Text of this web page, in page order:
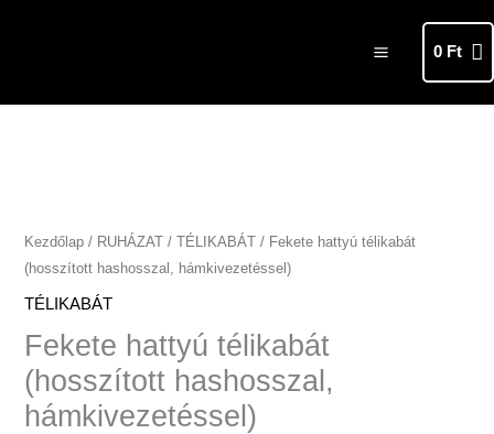
MAIN
MENU
0 Ft
Kezdőlap / RUHÁZAT /TÉLIKABÁT / Fekete hattyú télikabát
(hosszított hashosszal, hámkivezetéssel)
TÉLIKABÁT
Fekete hattyú télikabát
(hosszított hashosszal,
hámkivezetéssel)
(hosszított
hashosszal,
hámkivezetéssel)